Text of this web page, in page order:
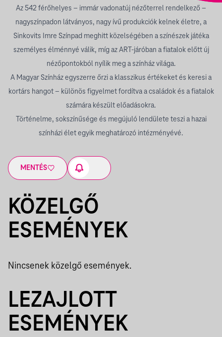
Az 542 férőhelyes – immár vadonatúj nézőterrel rendelkező –
nagyszínpadon látványos, nagy ívű produkciók kelnek életre, a
Sinkovits Imre Színpad meghitt közelségében a színészek játéka
személyes élménnyé válik, míg az ART-járóban a fiatalok előtt új
nézőpontokból nyílik meg a színház világa.
A Magyar Színház egyszerre őrzi a klasszikus értékeket és keresi a
kortárs hangot – különös figyelmet fordítva a családok és a fiatalok
számára készült előadásokra.
Történelme, sokszínűsége és megújuló lendülete teszi a hazai
színházi élet egyik meghatározó intézményévé.
MENTÉS
KÖZELGŐ
ESEMÉNYEK
Nincsenek közelgő események.
LEZAJLOTT
ESEMÉNYEK